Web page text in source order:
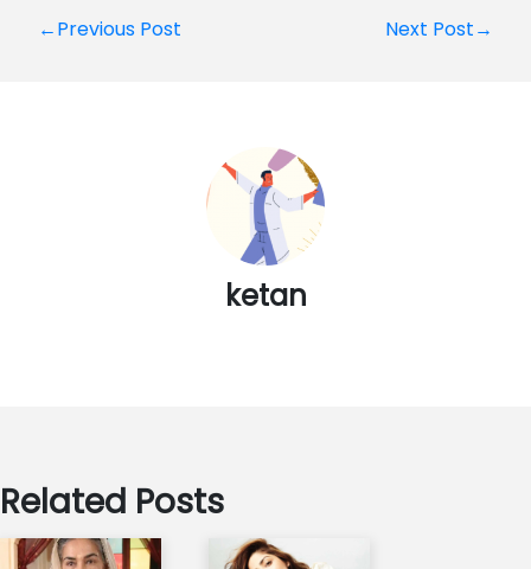
Post
←Previous Post Next Post→
ketan
Related Posts